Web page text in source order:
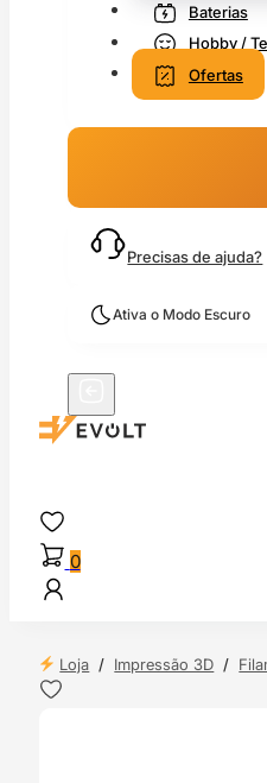
Baterias
Hobby /
Ofertas
Precisas de ajuda?
Ativa o Modo Escuro
0
Loja / Impressão 3D /